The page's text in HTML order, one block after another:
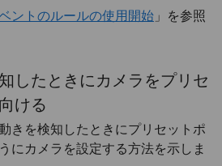
ントのルールの使用開始 」を参照
したときにカメラをプリセ
ける
きを検知したときにプリセットポ
にカメラを設定する方法を示しま